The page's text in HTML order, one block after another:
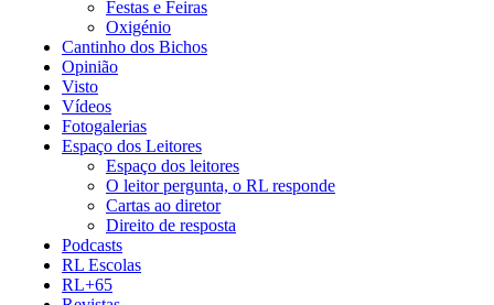
Festas e Feiras
Oxigénio
Cantinho dos Bichos
Opinião
Visto
Vídeos
Fotogalerias
Espaço dos Leitores
Espaço dos leitores
O leitor pergunta, o RL responde
Cartas ao diretor
Direito de resposta
Podcasts
RL Escolas
RL+65